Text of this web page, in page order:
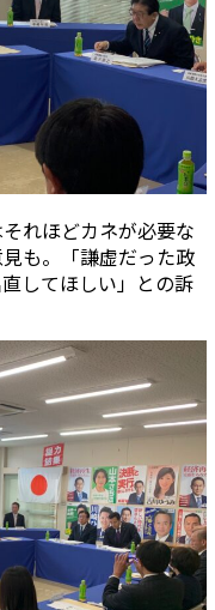
れほどカネが必要な
も。「謙虚だった政
してほしい」との訴